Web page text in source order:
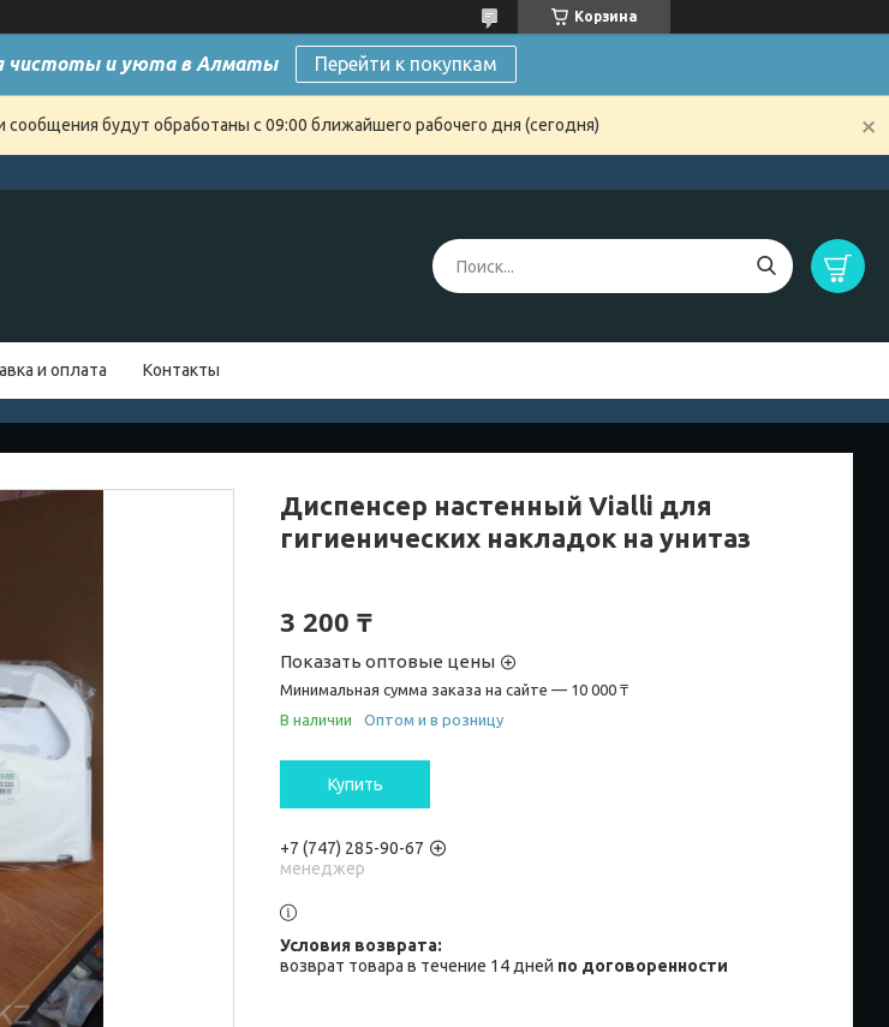
Корзина
чистоты и уюта в Алматы Перейти к покупкам
сообщения будут обработаны с 09:00 ближайшего рабочего дня (сегодня)
и оплата Контакты
Диспенсер настенный Vialli для
гигиенических накладок на унитаз
3 200 ₸
Показать оптовые цены
Минимальная сумма заказа на сайте — 10 000 ₸
В наличии
Оптом и в розницу
Купить
+7 (747) 285-90-67
менеджер
возврат товара в течение 14 дней по договоренности